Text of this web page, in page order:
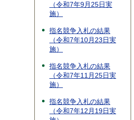
（令和7年9月25日実
施）
指名競争入札の結果
（令和7年10月23日実
施）
指名競争入札の結果
（令和7年11月25日実
施）
指名競争入札の結果
（令和7年12月19日実